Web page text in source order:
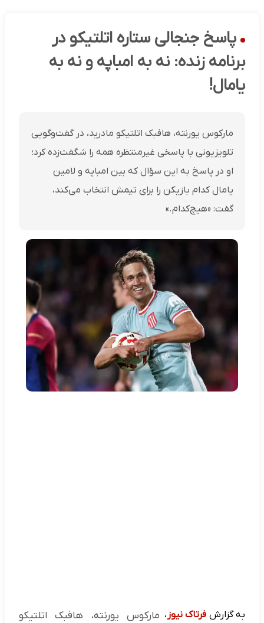
پاسخ جنجالی ستاره اتلتیکو در
برنامه زنده: نه به امباپه و نه به
یامال!
مارکوس یورنته، هافبک اتلتیکو مادرید، در گفت‌وگویی
تلویزیونی با پاسخی غیرمنتظره همه را شگفت‌زده کرد؛
او در پاسخ به این سؤال که بین امباپه و لامین
یامال کدام بازیکن را برای تیمش انتخاب می‌کند،
گفت: «هیچ‌کدام.»
به گزارش فرتاک نیوز ، مارکوس یورنته، هافبک اتلتیکو